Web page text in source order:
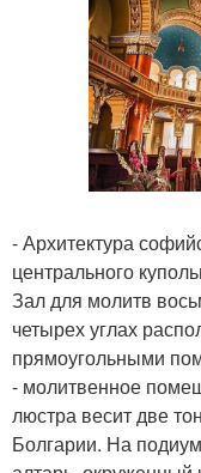
- Архитектура
центрального
Зал для молитв
четырех углах
прямоугольными
- молитвенное
люстра весит две
Болгарии. На